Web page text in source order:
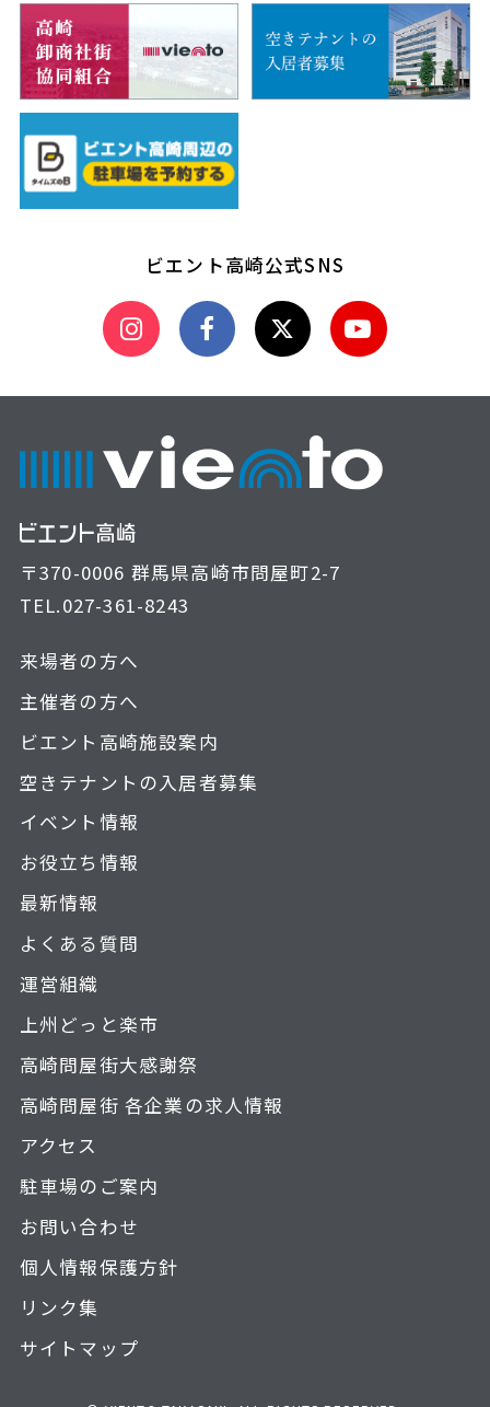
ビエント高崎公式SNS
〒370-0006 群馬県高崎市問屋町2-7
TEL.027-361-8243
来場者の方へ
主催者の方へ
ビエント高崎施設案内
空きテナントの入居者募集
イベント情報
お役立ち情報
最新情報
よくある質問
運営組織
上州どっと楽市
高崎問屋街大感謝祭
高崎問屋街 各企業の求人情報
アクセス
駐車場のご案内
お問い合わせ
個人情報保護方針
リンク集
サイトマップ